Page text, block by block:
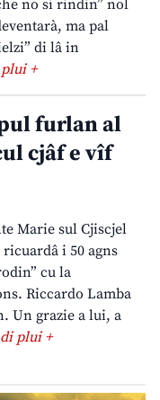
no si rindin” nol
ma pal
di lâ in
+
furlan al
cjâf e vîf
Marie sul Cjiscjel
i 50 agns
cu la
Riccardo Lamba
Un grazie a lui, a
plui +